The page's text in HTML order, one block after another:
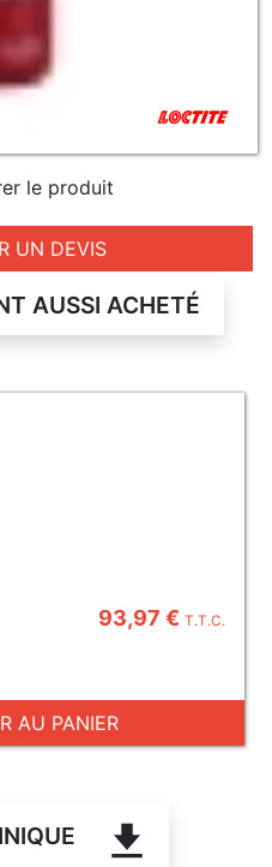
le produit
UN DEVIS
AUSSI ACHETÉ
93,97 €T.T.C.
AU PANIER